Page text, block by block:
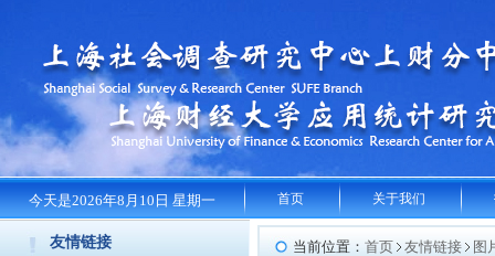
今天是2026年8月10日 星期一 首页 关于我们
友情链接 当前位置： 首页 友情链接 图